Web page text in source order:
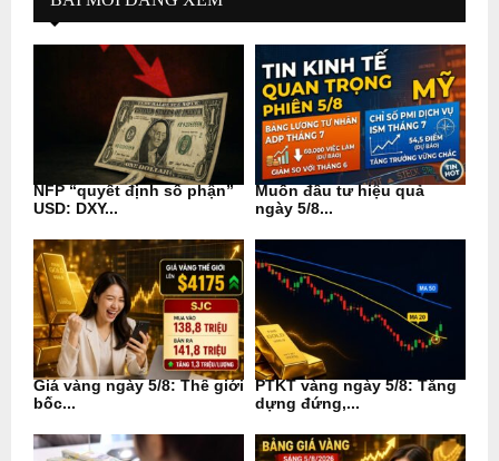
NFP “quyết định số phận”
USD: DXY...
Muốn đầu tư hiệu quả
ngày 5/8...
Giá vàng ngày 5/8: Thế giới
bốc...
PTKT vàng ngày 5/8: Tăng
dựng đứng,...